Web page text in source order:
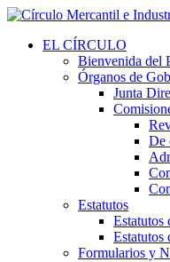
EL CÍRCULO
Bienvenida del
Órganos de
Junta
De
Estatutos
Estatutos
Estatutos
Formularios y